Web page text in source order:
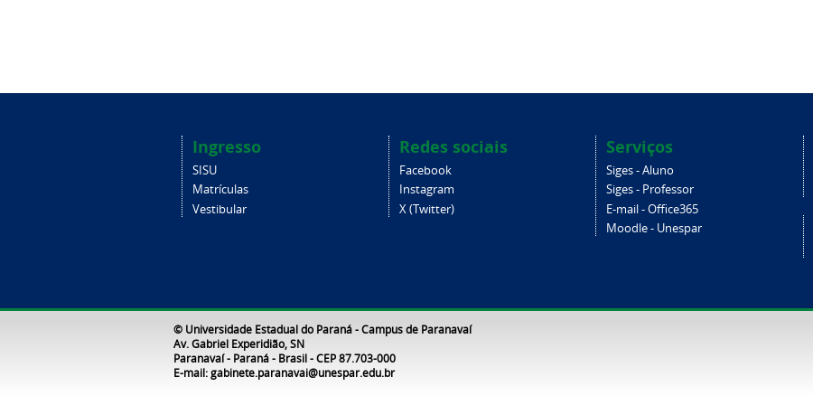
Ingresso
SISU
Matrículas
Vestibular
Redes sociais
Facebook
Instagram
X (Twitter)
Serviços
Siges - Aluno
Siges - Professor
E-mail - Office365
Moodle - Unespar
© Universidade Estadual do Paraná - Campus de Paranavaí
Av. Gabriel Experidião, SN
Paranavaí - Paraná - Brasil - CEP 87.703-000
E-mail: gabinete.paranavai@unespar.edu.br